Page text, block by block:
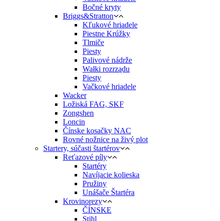
Bočné kryty
Briggs&Stratton
Kľukové hriadele
Piestne Krúžky
Tlmiče
Piesty
Palivové nádrže
Wałki rozrządu
Piesty
Vačkové hriadele
Wacker
Ložiská FAG, SKF
Zongshen
Loncin
Čínske kosačky NAC
Rovné nožnice na živý plot
Startery, súčasti štartérov
Reťazové píly
Startéry
Navíjacie kolieska
Pružiny
Unášače Štartéra
Krovinorezy
ČÍNSKE
Stihl